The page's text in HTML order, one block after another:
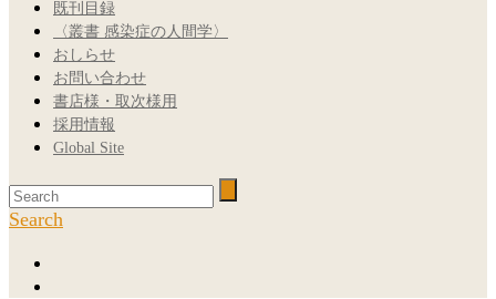
既刊目録
〈叢書 感染症の人間学〉
おしらせ
お問い合わせ
書店様・取次様用
採用情報
Global Site
Search